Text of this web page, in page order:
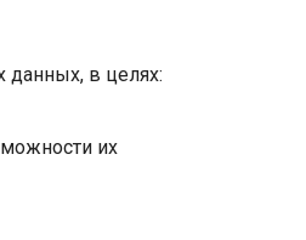
данных, в целях:
их